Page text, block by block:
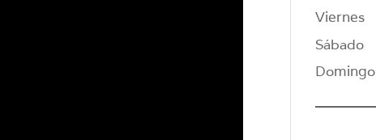
Viernes
Sábado
Domingo